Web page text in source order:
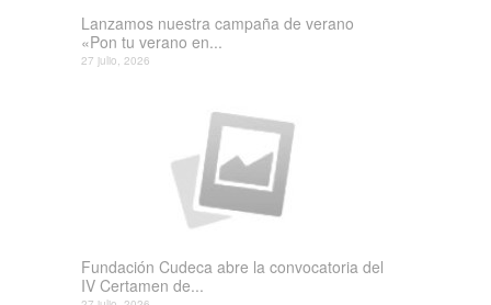
Lanzamos nuestra campaña de verano
«Pon tu verano en...
27 julio, 2026
Fundación Cudeca abre la convocatoria del
IV Certamen de...